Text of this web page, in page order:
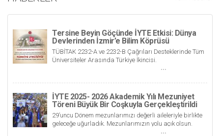
Tersine Beyin Göçünde İYTE Etkisi: Dünya
Devlerinden İzmir’e Bilim Köprüsü
TÜBİTAK 2232-A ve 2232-B Çağrıları Desteklerinde Tüm
Üniversiteler Arasında Türkiye İkincisi.
İYTE 2025- 2026 Akademik Yılı Mezuniyet
Töreni Büyük Bir Coşkuyla Gerçekleştirildi
29’uncu Dönem mezunlarımızı değerli aileleriyle birlikte
geleceğe uğurladık. Mezunlarımızın yolu açık olsun.